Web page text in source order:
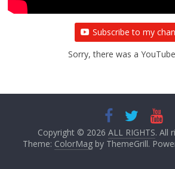
Subscribe to my
Sorry, there was a
Copyright © 2026 ALL RIGHTS. All
Theme: ColorMagby ThemeGrill.